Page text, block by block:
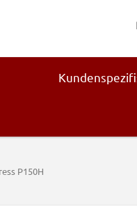
P150H